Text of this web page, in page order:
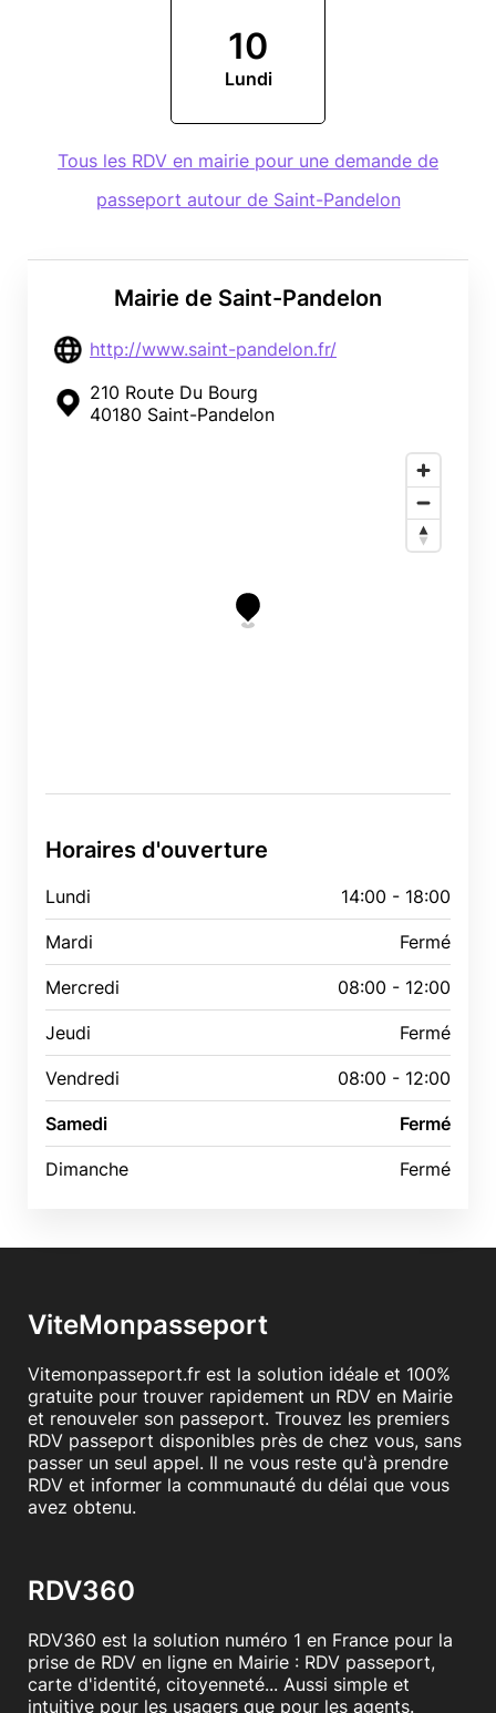
Mairie de Saint-Pandelon
http://www.saint-pandelon.fr/
210 Route Du Bourg
40180 Saint-Pandelon
Horaires d'ouverture
Lundi 14:00 - 18:00
Mardi Fermé
Mercredi 08:00 - 12:00
Jeudi Fermé
Vendredi 08:00 - 12:00
Samedi Fermé
Dimanche Fermé
10
Lundi
Tous les RDV en mairie pour une demande de
passeport autour de Saint-Pandelon
ViteMonpasseport
Vitemonpasseport.fr est la solution idéale et 100%
gratuite pour trouver rapidement un RDV en Mairie
et renouveler son passeport. Trouvez les premiers
RDV passeport disponibles près de chez vous, sans
passer un seul appel. Il ne vous reste qu'à prendre
RDV et informer la communauté du délai que vous
avez obtenu.
RDV360
RDV360 est la solution numéro 1 en France pour la
prise de RDV en ligne en Mairie : RDV passeport,
carte d'identité, citoyenneté... Aussi simple et
intuitive pour les usagers que pour les agents.